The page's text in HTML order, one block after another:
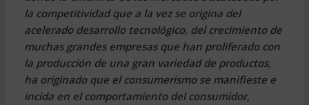
la competitividad que a la vez se origina del
acelerado desarrollo tecnológico, del crecimiento de
muchas grandes empresas que han proliferado con
la producción de una gran variedad de productos,
ha originado que el consumerismo se manifieste e
incida en el comportamiento del consumidor,